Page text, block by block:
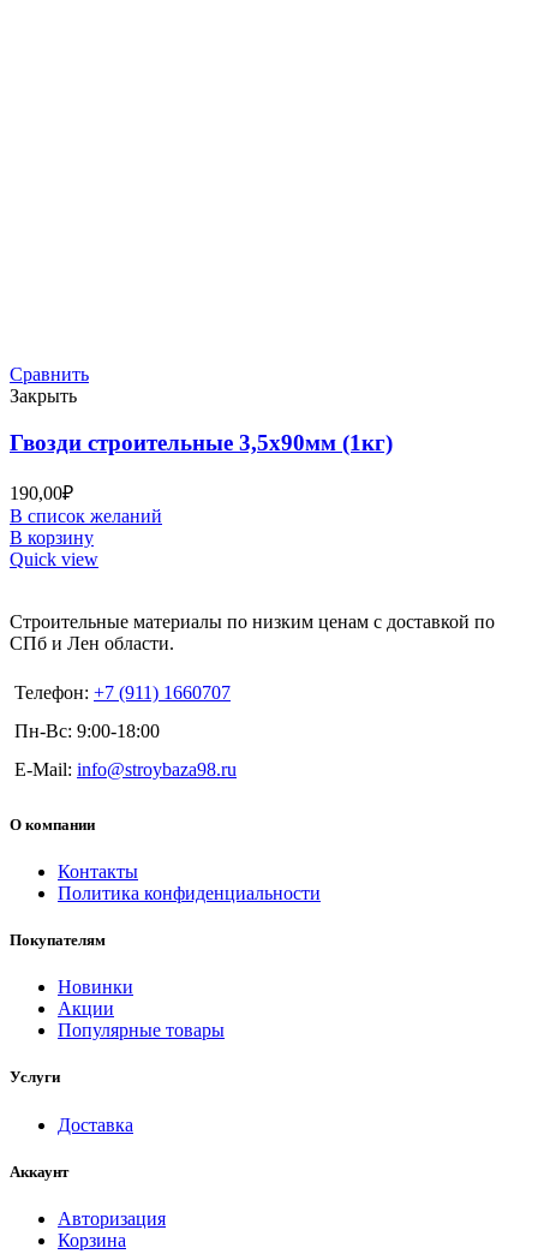
Сравнить
Закрыть
Гвозди строительные 3,5х90мм (1кг)
190,00₽
В список желаний
В корзину
Quick view
Строительные материалы по низким ценам с доставкой по
СПб и Лен области.
Телефон: +7 (911) 1660707
Пн-Вс: 9:00-18:00
E-Mail: info@stroybaza98.ru
О компании
Контакты
Политика конфиденциальности
Покупателям
Новинки
Акции
Популярные товары
Услуги
Доставка
Аккаунт
Авторизация
Корзина